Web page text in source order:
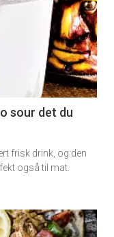
×
sour det du
frisk drink, og den
også til mat.